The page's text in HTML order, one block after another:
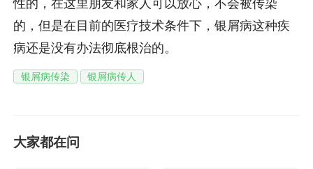
的，但是在目前的医疗技术条件下，银屑病这种疾
病还是没有办法彻底根治的。
银屑病传染 银屑病传人
大家都在问